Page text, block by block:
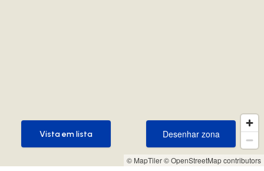
© MapTiler© OpenStreetMap contributors
Desenhar zona
Desenhar zona
Vista em lista
Vista em lista